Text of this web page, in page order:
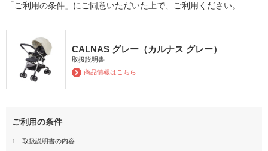
「ご利用の条件」にご同意いただいた上で、ご利用ください。
CALNAS グレー（カルナス グレー）
取扱説明書
商品情報はこちら
ご利用の条件
1.
取扱説明書の内容